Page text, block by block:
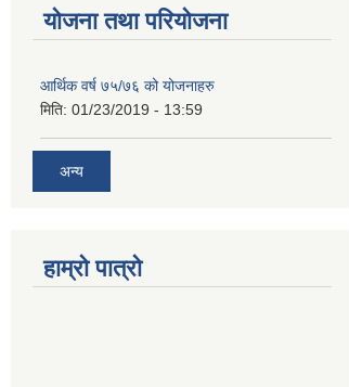
योजना तथा परियोजना
आर्थिक वर्ष ७५/७६ को योजनाहरु
मिति: 01/23/2019 - 13:59
अन्य
हाम्रो पात्रो